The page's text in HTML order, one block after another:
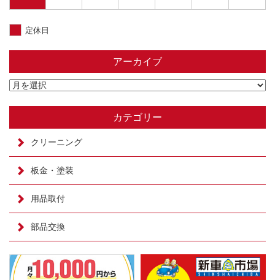
定休日
アーカイブ
カテゴリー
クリーニング
板金・塗装
用品取付
部品交換